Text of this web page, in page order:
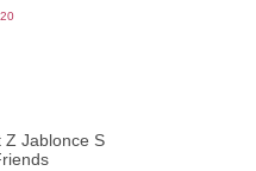
Z Jablonce S